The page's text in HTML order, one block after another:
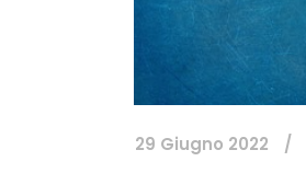
29 Giugno 2022